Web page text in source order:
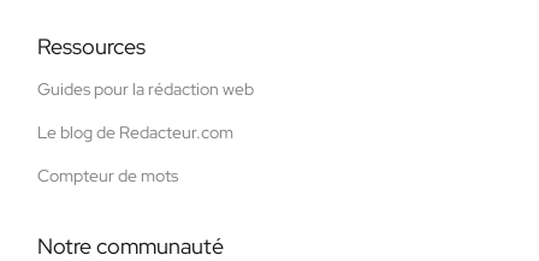
Ressources
Guides pour la rédaction web
Le blog de Redacteur.com
Compteur de mots
Notre communauté